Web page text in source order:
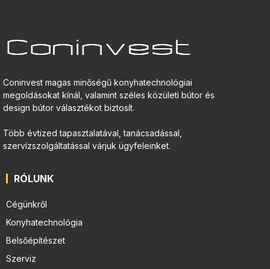
Coninvest magas minőségű konyhatechnológiai
megoldásokat kínál, valamint széles közületi bútor és
design bútor választékot biztosít.
Több évtized tapasztalatával, tanácsadással,
szervízszolgáltatással várjuk ügyfeleinket.
RÓLUNK
Cégünkről
Konyhatechnológia
Belsőépítészet
Szerviz